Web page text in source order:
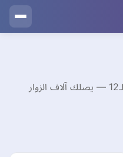
أضف رابطك في فوتر شبكة الأدلة الـ12 — يصلك آلاف الزوار